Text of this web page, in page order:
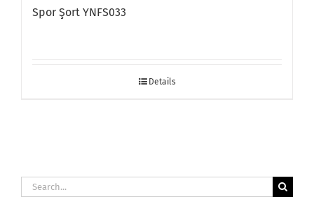
Spor Şort YNFS033
Details
Search
for: